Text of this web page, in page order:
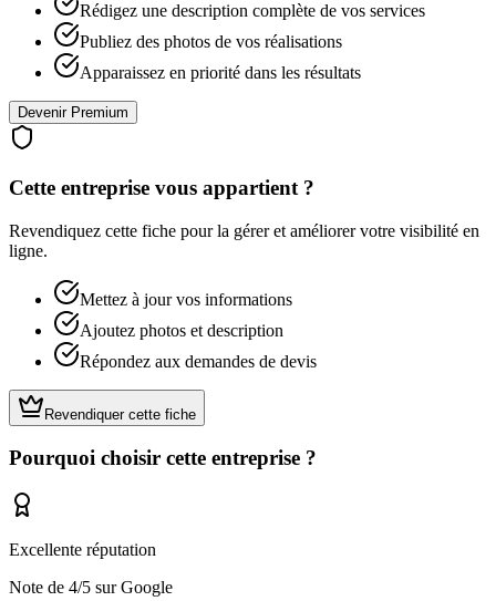
Rédigez une description complète de vos services
Publiez des photos de vos réalisations
Apparaissez en priorité dans les résultats
Devenir Premium
Cette entreprise vous appartient ?
Revendiquez cette fiche pour la gérer et améliorer votre visibilité en
ligne.
Mettez à jour vos informations
Ajoutez photos et description
Répondez aux demandes de devis
Revendiquer cette fiche
Pourquoi choisir cette entreprise ?
Excellente réputation
Note de 4/5 sur Google